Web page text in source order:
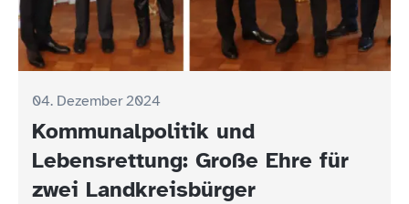
04. Dezember 2024
Kommunalpolitik und
Lebensrettung: Große Ehre für
zwei Landkreisbürger